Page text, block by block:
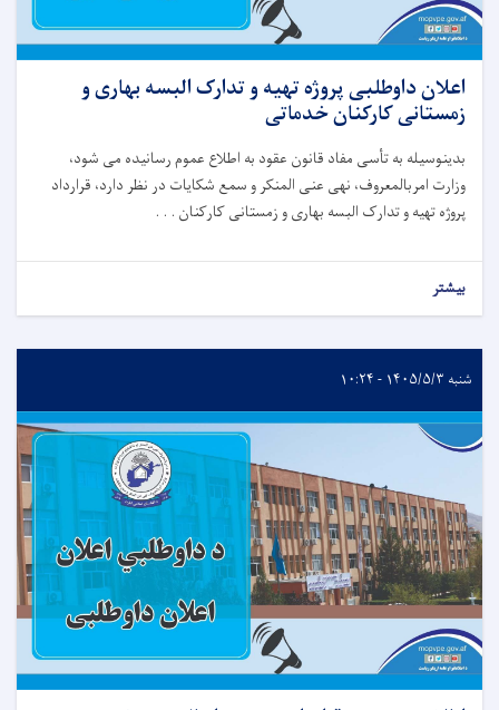
اعلان داوطلبی پروژه تهیه و تدارک البسه بهاری و
زمستانی کارکنان خدماتی
بدینوسیله بهتأسی مفاد قانون عقود به اطلاع عمومرسانیده می شود،
وزارت امربالمعروف، نهی عنی المنکر و سمع شکایات درنظردارد، قرارداد
پروژه تهیه و تدارک البسه بهاری و زمستانی کارکنان . . .
بیشتر
شنبه ۱۴۰۵/۵/۳ - ۱۰:۲۴